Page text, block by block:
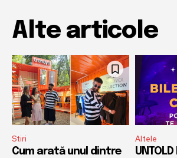
Alte articole
Stiri
Cum arată unul dintre
Altele